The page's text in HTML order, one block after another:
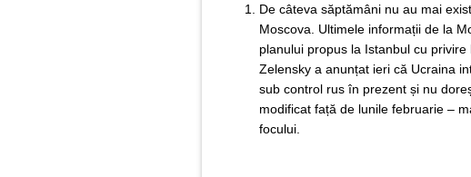
De câteva săptămâni nu au mai
Moscova. Ultimele informații de la
planului propus la Istanbul cu
Zelensky a anunțat ieri că Ucraina
sub control rus în prezent și nu
modificat față de lunile februarie –
focului.